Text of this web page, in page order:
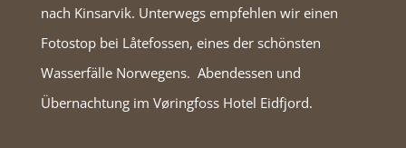
nach Kinsarvik. Unterwegs empfehlen wir einen
Fotostop bei Låtefossen, eines der schönsten
Wasserfälle Norwegens. Abendessen und
Übernachtung im Vøringfoss Hotel Eidfjord.